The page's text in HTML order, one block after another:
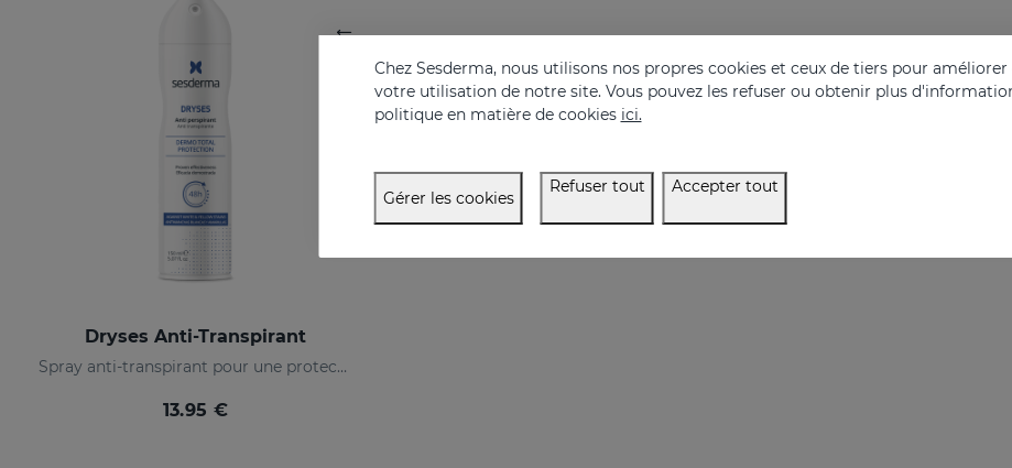
Dryses Anti-Transpirant
Spray anti-transpirant pour une protection de 48 heures.
13.95 €
Chez Sesderma, nous utilisons nos propres cookies et ceux de tiers pour améliorer
votre utilisation de notre site. Vous pouvez les refuser ou obtenir plus
politique en matière de cookies ici.
Gérer les cookies
Refuser tout Accepter tout